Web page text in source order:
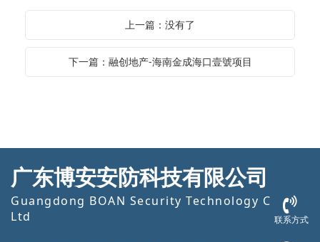
上一篇：没有了
下一篇：融创地产-海南金成海口壹號项目
广东博安安防科技有限公司
Guangdong BOAN Security Technology Co.,
Ltd
联系方式